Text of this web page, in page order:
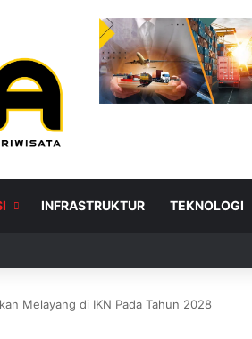
INFRASTRUKTUR TEKNOLOGI
Melayang di IKN Pada Tahun 2028